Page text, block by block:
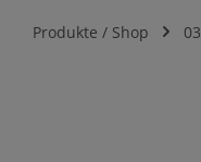
Produkte / Shop